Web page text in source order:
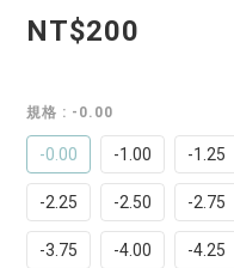
NT$200
規格 : -0.00
-0.00 -1.00 -1.25
-2.25 -2.50 -2.75
-3.75 -4.00 -4.25